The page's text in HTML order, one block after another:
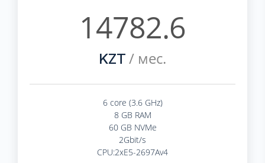
14782.6
KZT / мес.
6 core (3.6 GHz)
8 GB RAM
60 GB NVMe
2Gbit/s
CPU:2xE5-2697Av4